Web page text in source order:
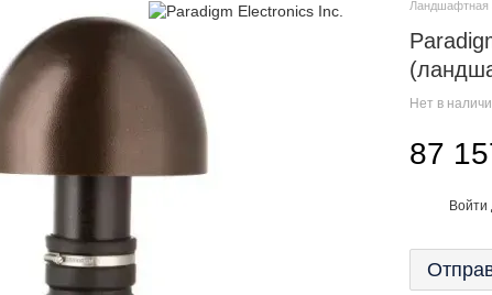
Ландшафтная
Нет в
87
Войти